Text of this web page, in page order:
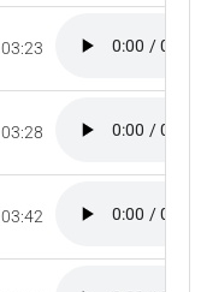
03:23
03:28
03:42